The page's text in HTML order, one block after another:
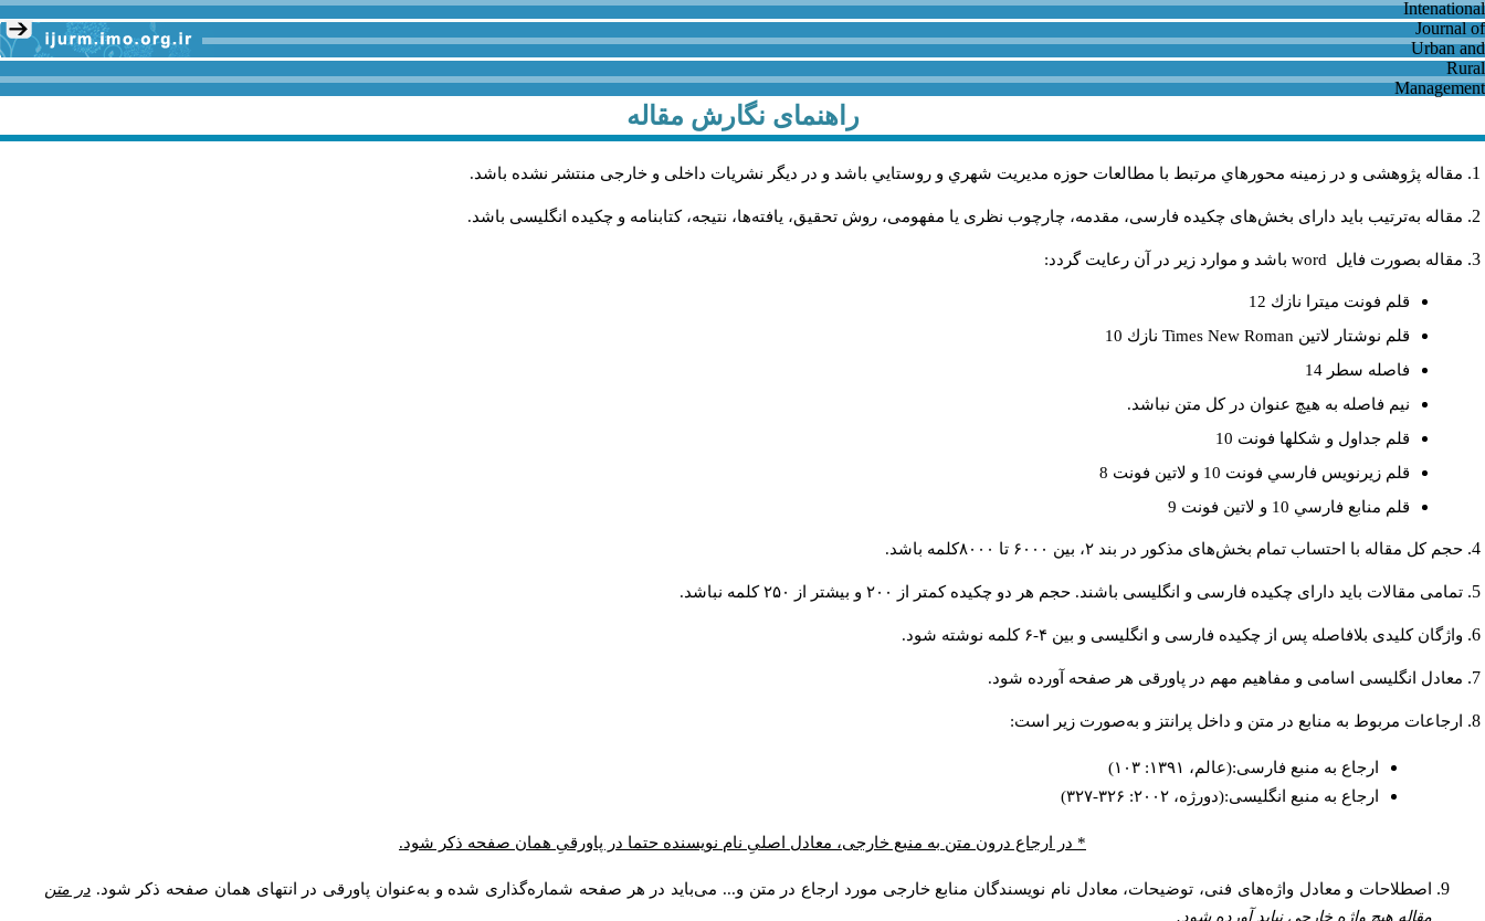
راهنمای نگارش مقاله
مقاله پژوهشی و در زمینه محورهاي مرتبط با مطالعات حوزه مديريت شهري و روستايي باشد و در دیگر نشریات داخلی و خارجی منتشر نشده باشد.
مقاله به‌ترتیب باید دارای بخش‌های چکیده فارسی، مقدمه، چارچوب نظری یا مفهومی، روش تحقیق، یافته‌ها، نتیجه، کتابنامه و چکیده انگلیسی باشد.
مقاله بصورت فايل word باشد و موارد زير در آن رعايت گردد:
قلم فونت ميترا نازك 12
قلم نوشتار لاتين Times New Roman نازك 10
فاصله سطر 14
نيم فاصله به هيچ عنوان در كل متن نباشد.
قلم جداول و شكلها فونت 10
قلم زيرنويس فارسي فونت 10 و لاتين فونت 8
قلم منابع فارسي 10 و لاتين فونت 9
حجم کل مقاله با احتساب تمام بخش‌های مذکور در بند ۲، بین ۶۰۰۰ تا ۸۰۰۰کلمه باشد.
تمامی مقالات باید دارای چکیده فارسی و انگلیسی باشند. حجم هر دو چکیده کمتر از ۲۰۰ و بیشتر از ۲۵۰ کلمه نباشد.
واژگان کلیدی بلافاصله پس از چکیده فارسی و انگلیسی و بین ۴-۶ کلمه نوشته شود.
معادل انگلیسی اسامی و مفاهیم مهم در پاورقی هر صفحه آورده شود.
ارجاعات مربوط به منابع در متن و داخل پرانتز و به‌صورت زیر است:
ارجاع به منبع فارسی:(عالم، ۱۳۹۱: ۱۰۳)
ارجاع به منبع انگلیسی:(دورژه، ۲۰۰۲: ۳۲۶-۳۲۷)
* در ارجاع درون متن به منبع خارجی، معادل اصلیِ نام نویسنده حتما در پاورقیِ همان صفحه ذکر شود.
اصطلاحات و معادل واژه‌های فنی، توضیحات، معادل نام نویسندگان منابع خارجی مورد ارجاع در متن و... می‌باید در هر صفحه شماره‌گذاری شده و به‌عنوان پاورقی در انتهای همان صفحه ذکر شود. در متن
مقاله هیچ واژه خارجی نباید آورده شود.